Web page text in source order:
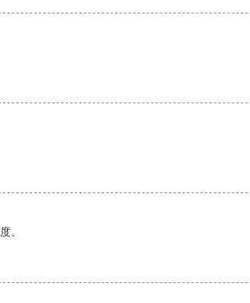
。